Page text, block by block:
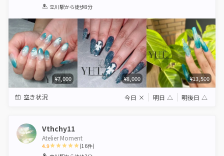
1 2 3 4 5
立川駅から徒歩8分
¥7,000 ¥8,000 ¥13,500
空き状況 今日 × 明日 △ 明後日 △
Vthchy11
Atelier Moment
4.9 (16件)